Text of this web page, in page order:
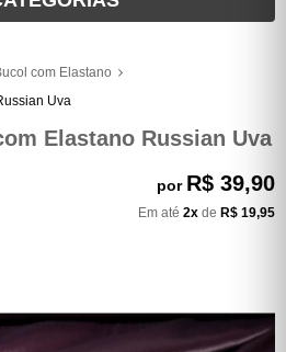
com Elastano
Uva
Elastano Russian Uva
por R$ 39,90
Em até 2x de R$ 19,95